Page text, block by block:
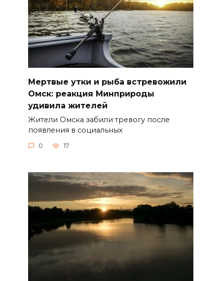
Мертвые утки и рыба встревожили
Омск: реакция Минприроды
удивила жителей
Жители Омска забили тревогу после
появления в социальных
0 17